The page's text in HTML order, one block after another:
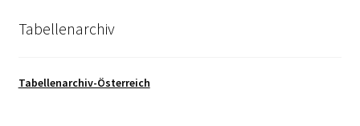
Tabellenarchiv
Tabellenarchiv-Österreich